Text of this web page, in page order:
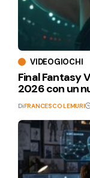
VIDEOGIOCHI
Final Fantasy
2026 con un
DiFRANCESCO LEMURI